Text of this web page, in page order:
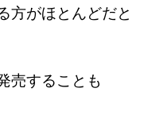
方がほとんどだと
売することも